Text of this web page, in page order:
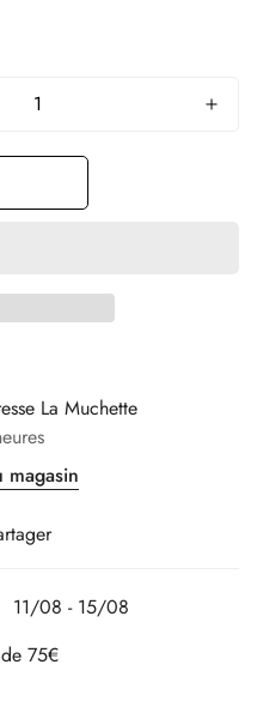
La Muchette
11/08 - 15/08
75€